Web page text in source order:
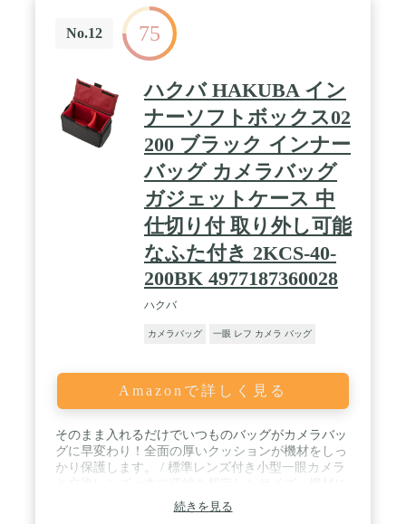
ば、通勤バッグ、日常用バッグとしても使える。 /
【素材】カメラバッグ全体が高級なポリエステルに
より作られ、洗濯後しわしわにならず、色褪せもし
ない。背部にメッシュクッション付き、通気性が優
れている。チェストストラップ付き、背中からの負
担を有効に軽減できる。
No.12 75
ハクバ HAKUBA イン
ナーソフトボックス02
200 ブラック インナー
バッグ カメラバッグ
ガジェットケース 中
仕切り付 取り外し可能
なふた付き 2KCS-40-
200BK 4977187360028
ハクバ
カメラバッグ 一眼 レフ カメラ バッグ
Amazonで詳しく見る
そのまま入れるだけでいつものバッグがカメラバッ
グに早変わり！全面の厚いクッションが機材をしっ
かり保護します。 / 標準レンズ付き小型一眼カメラ
合わせて移動できる仕切りが1枚付属しています。 /
バッグから取り出す時などに便利なサイドハンドル
続きを見る